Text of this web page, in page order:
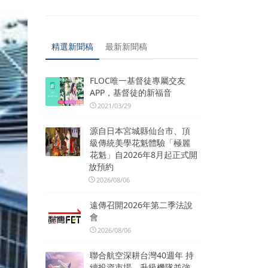
精選新聞稿 最新新聞稿
FLOC唯一基督徒專屬交友
APP，基督徒的新福音
2021/03/29
源自日本宮城縣仙台市、頂
級傳統美學花魁體驗「極麗
花魁」自2026年8月起正式開
放預約
2026/08/06
遠傳召開2026年第二季法說
會
2026/08/06
聯合航空深耕台灣40週年 持